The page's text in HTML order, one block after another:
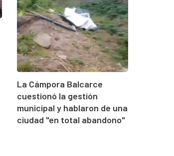
La Cámpora Balcarce
cuestionó la gestión
municipal y hablaron de una
ciudad "en total abandono"